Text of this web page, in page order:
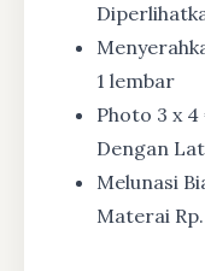
1 lembar
Photo 3 x 4
Dengan
Melunasi
Materai